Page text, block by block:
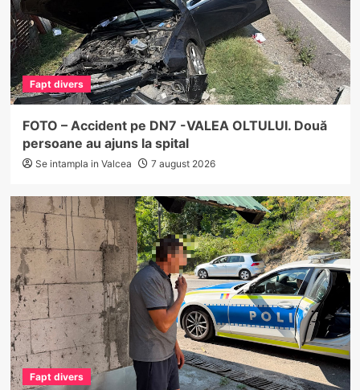
Fapt divers
FOTO – Accident pe DN7 -VALEA OLTULUI. Două
persoane au ajuns la spital
Se intampla in Valcea 7 august 2026
Fapt divers